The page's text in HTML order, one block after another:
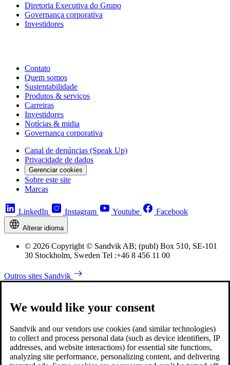
Diretoria Executiva do Grupo
Governança corporativa
Investidores
Contato
Quem somos
Sustentabilidade
Produtos & serviços
Carreiras
Investidores
Notícias & midia
Governança corporativa
Canal de denúncias (Speak Up)
Privacidade de dados
Gerenciar cookies
Sobre este site
Marcas
LinkedIn Instagram Youtube Facebook
Alterar idioma
© 2026 Copyright © Sandvik AB; (publ) Box 510, SE-101
30 Stockholm, Sweden Tel :+46 8 456 11 00
Outros sites Sandvik
We would like your consent
Sandvik and our vendors use cookies (and similar technologies)
to collect and process personal data (such as device identifiers, IP
addresses, and website interactions) for essential site functions,
analyzing site performance, personalizing content, and delivering